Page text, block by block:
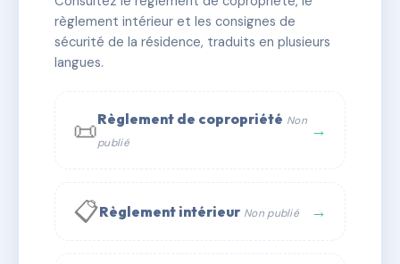
✓ Immatriculée 🏠 44 lots 🏗 1 bâtiment(s)
📞 Contacter Syndic Digital
règlement intérieur et les consignes de
sécurité de la résidence, traduits en plusieurs
langues.
📜Règlement de copropriété Non
publié
→
📋Règlement intérieur Non publié →